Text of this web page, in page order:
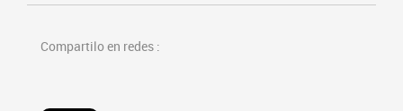
Compartilo en redes :